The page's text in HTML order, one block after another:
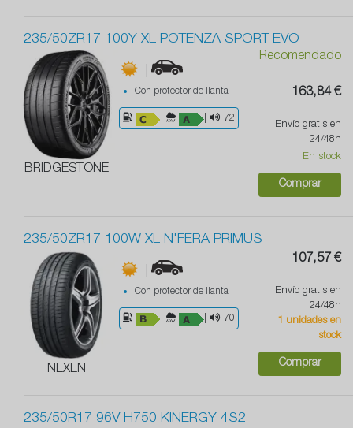
235/50ZR17 100Y XL POTENZA SPORT EVO
BRIDGESTONE
|
Con protector de llanta
72
Recomendado
163,84 €
Envío gratis en
24/48h
En stock
Comprar
235/50ZR17 100W XL N'FERA PRIMUS
NEXEN
|
Con protector de llanta
70
107,57 €
Envío gratis en
24/48h
1 unidades en
stock
Comprar
235/50R17 96V H750 KINERGY 4S2